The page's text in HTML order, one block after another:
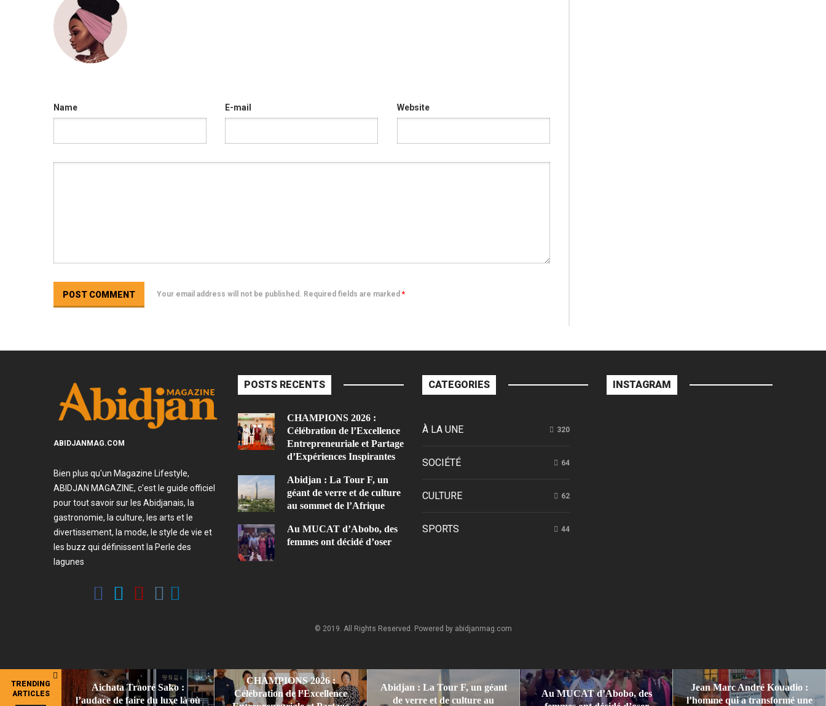
TRENDING
ARTICLES
Aichata Traoré Sako :
l’audace de faire du luxe là où
CHAMPIONS 2026 :
Célébration de l’Excellence
Abidjan : La Tour F, un géant
de verre et de culture au
Au MUCAT d’Abobo, des
Jean Marc André Kouadio :
l’homme qui a transformé une
Name E-mail Website
Your email address will not be published. Required fields are marked *
ABIDJANMAG.COM
Bien plus qu'un Magazine Lifestyle,
ABIDJAN MAGAZINE, c'est le guide officiel
pour tout savoir sur les Abidjanais, la
gastronomie, la culture, les arts et le
divertissement, la mode, le style de vie et
les buzz qui définissent la Perle des
lagunes
POSTS RECENTS
CHAMPIONS 2026 :
Célébration de l’Excellence
Entrepreneuriale et Partage
d’Expériences Inspirantes
Abidjan : La Tour F, un
géant de verre et de culture
au sommet de l’Afrique
Au MUCAT d’Abobo, des
femmes ont décidé d’oser
CATEGORIES
À LA UNE 320
SOCIÉTÉ 64
CULTURE 62
SPORTS 44
INSTAGRAM
© 2019. All Rights Reserved. Powered by abidjanmag.com